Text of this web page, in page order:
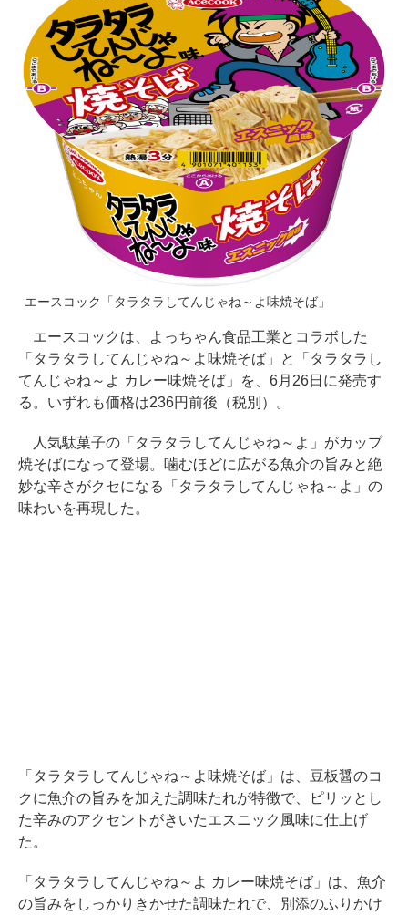
エースコック「タラタラしてんじゃね～よ味焼そば」
エースコックは、よっちゃん食品工業とコラボした
「タラタラしてんじゃね～よ味焼そば」と「タラタラし
てんじゃね～よ カレー味焼そば」を、6月26日に発売す
る。いずれも価格は236円前後（税別）。
人気駄菓子の「タラタラしてんじゃね～よ」がカップ
焼そばになって登場。噛むほどに広がる魚介の旨みと絶
妙な辛さがクセになる「タラタラしてんじゃね～よ」の
味わいを再現した。
「タラタラしてんじゃね～よ味焼そば」は、豆板醤のコ
クに魚介の旨みを加えた調味たれが特徴で、ピリッとし
た辛みのアクセントがきいたエスニック風味に仕上げ
た。
「タラタラしてんじゃね～よ カレー味焼そば」は、魚介
の旨みをしっかりきかせた調味たれで、別添のふりかけ